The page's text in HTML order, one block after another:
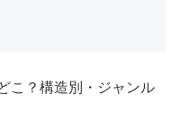
こ？構造別・ジャンル